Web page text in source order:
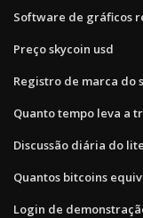
Software de gráficos
Preço skycoin usd
Registro de marca do
Quanto tempo leva a
Discussão diária do
Quantos bitcoins
Login de